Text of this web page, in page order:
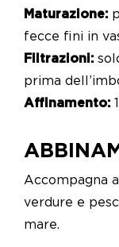
Maturazione:
fecce fini in
Filtrazioni:
prima
Affinamento:
Accompagna
verdure e
mare.